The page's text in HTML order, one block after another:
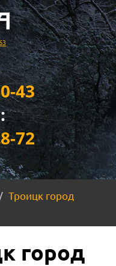
43
72
Троицк город
город